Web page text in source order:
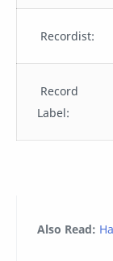
Recordist:
Record
Label:
Also Read: